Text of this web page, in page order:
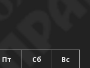
Пт Сб Вс